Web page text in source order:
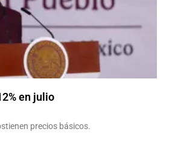
en julio
precios básicos.